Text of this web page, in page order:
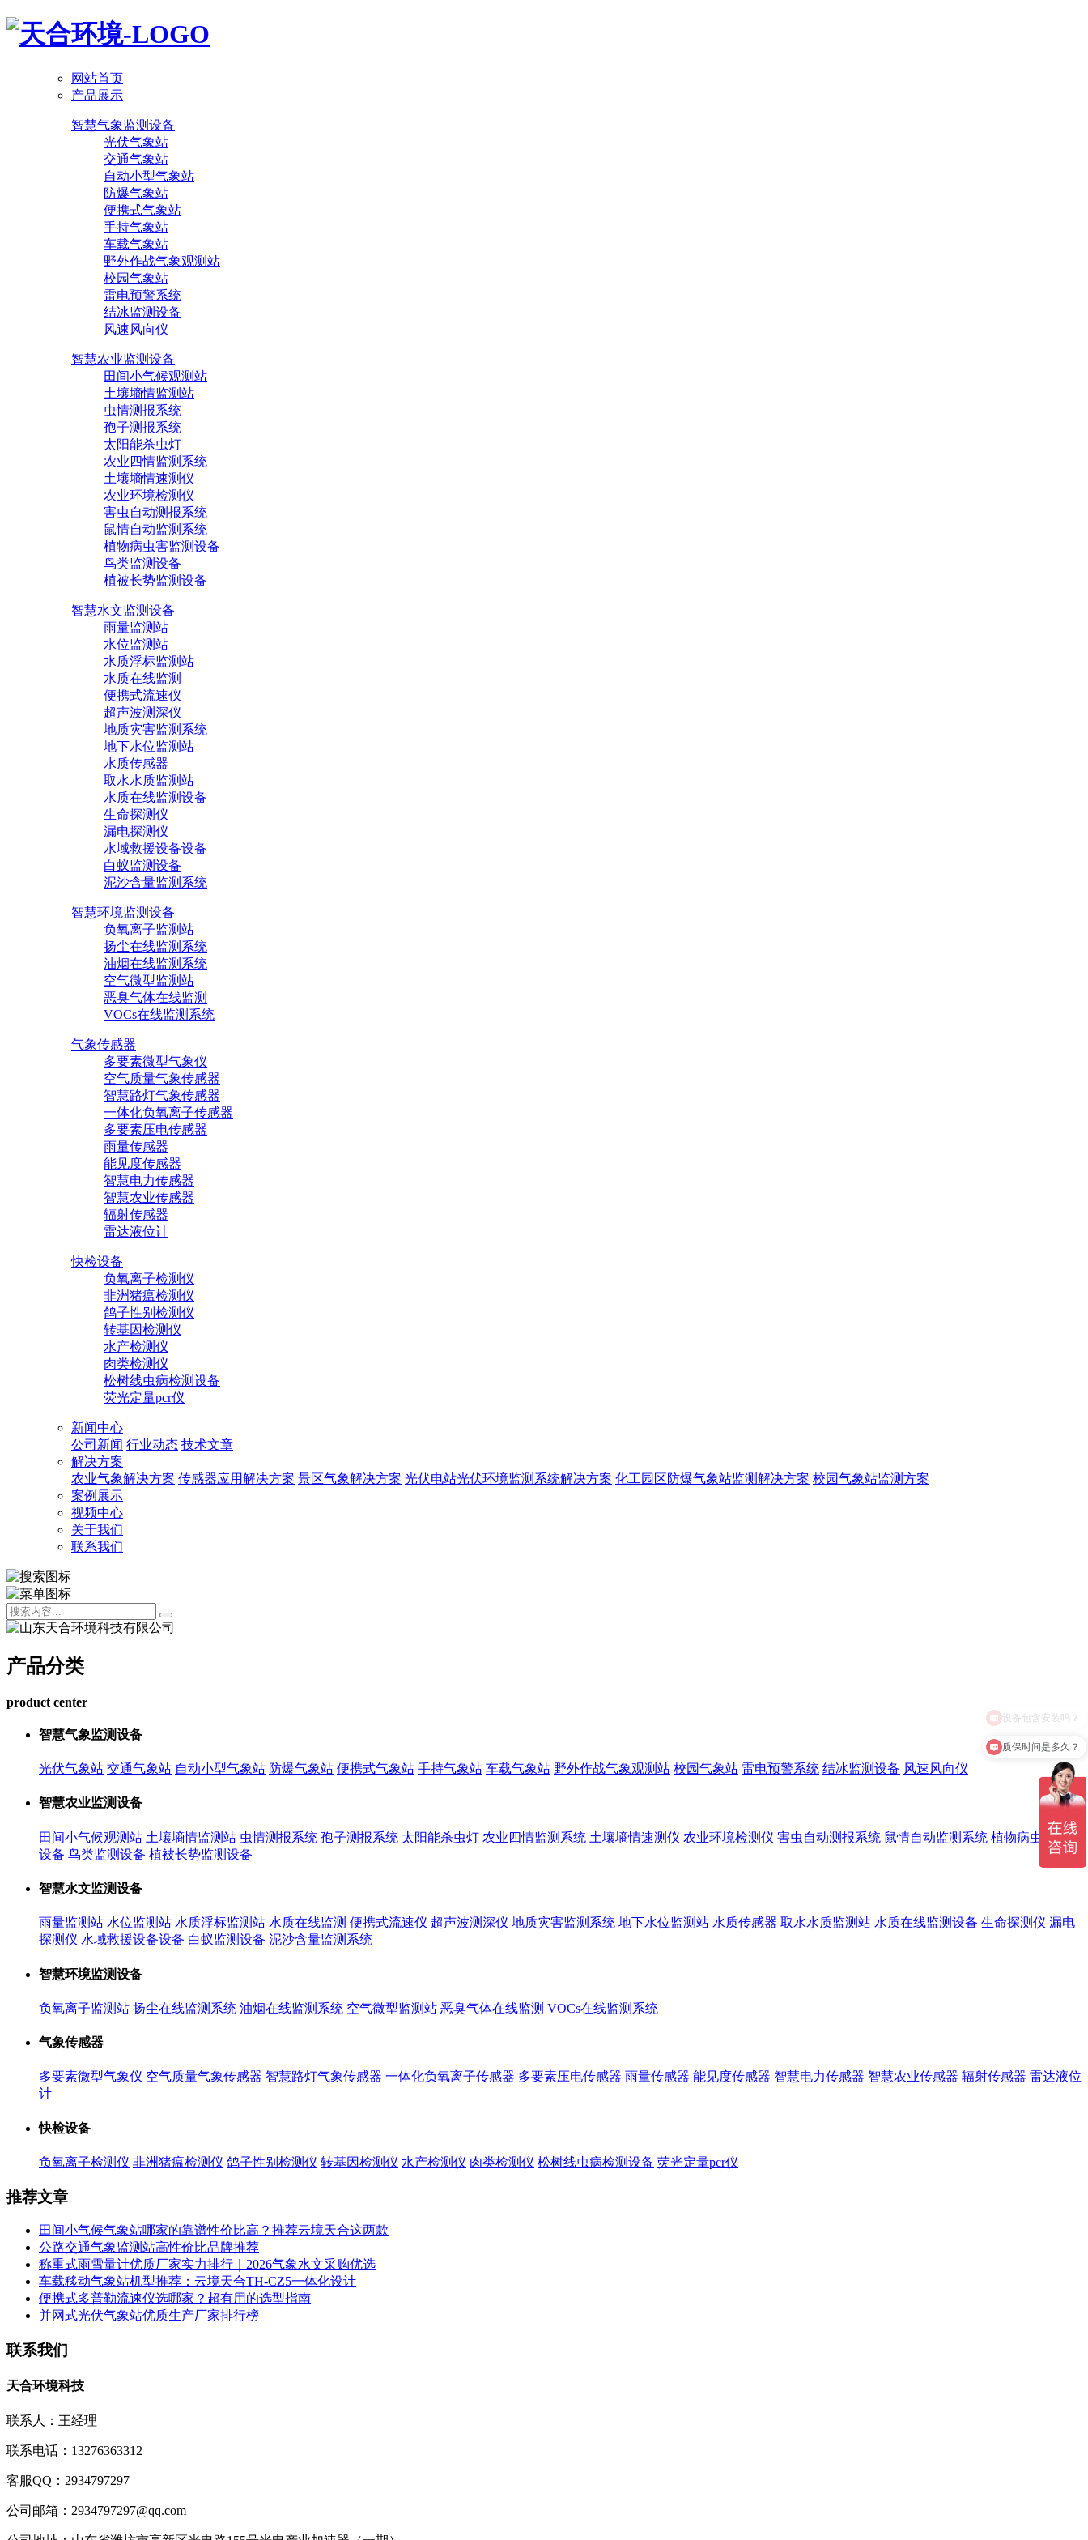
网站首页
产品展示
智慧气象监测设备
光伏气象站
交通气象站
自动小型气象站
防爆气象站
便携式气象站
手持气象站
车载气象站
野外作战气象观测站
校园气象站
雷电预警系统
结冰监测设备
风速风向仪
智慧农业监测设备
田间小气候观测站
土壤墒情监测站
虫情测报系统
孢子测报系统
太阳能杀虫灯
农业四情监测系统
土壤墒情速测仪
农业环境检测仪
害虫自动测报系统
鼠情自动监测系统
植物病虫害监测设备
鸟类监测设备
植被长势监测设备
智慧水文监测设备
雨量监测站
水位监测站
水质浮标监测站
水质在线监测
便携式流速仪
超声波测深仪
地质灾害监测系统
地下水位监测站
水质传感器
取水水质监测站
水质在线监测设备
生命探测仪
漏电探测仪
水域救援设备设备
白蚁监测设备
泥沙含量监测系统
智慧环境监测设备
负氧离子监测站
扬尘在线监测系统
油烟在线监测系统
空气微型监测站
恶臭气体在线监测
VOCs在线监测系统
气象传感器
多要素微型气象仪
空气质量气象传感器
智慧路灯气象传感器
一体化负氧离子传感器
多要素压电传感器
雨量传感器
能见度传感器
智慧电力传感器
智慧农业传感器
辐射传感器
雷达液位计
快检设备
负氧离子检测仪
非洲猪瘟检测仪
鸽子性别检测仪
转基因检测仪
水产检测仪
肉类检测仪
松树线虫病检测设备
荧光定量pcr仪
新闻中心
公司新闻 行业动态 技术文章
解决方案
农业气象解决方案 传感器应用解决方案 景区气象解决方案 光伏电站光伏环境监测系统解决方案 化工园区防爆气象站监测解决方案 校园气象站监测方案
案例展示
视频中心
关于我们
联系我们
产品分类
product center
智慧气象监测设备
光伏气象站 交通气象站 自动小型气象站 防爆气象站 便携式气象站 手持气象站 车载气象站 野外作战气象观测站 校园气象站 雷电预警系统 结冰监测设备 风速风向仪
智慧农业监测设备
田间小气候观测站 土壤墒情监测站 虫情测报系统 孢子测报系统 太阳能杀虫灯 农业四情监测系统 土壤墒情速测仪 农业环境检测仪 害虫自动测报系统 鼠情自动监测系统 植物病虫害监测
设备 鸟类监测设备 植被长势监测设备
智慧水文监测设备
雨量监测站 水位监测站 水质浮标监测站 水质在线监测 便携式流速仪 超声波测深仪 地质灾害监测系统 地下水位监测站 水质传感器 取水水质监测站 水质在线监测设备 生命探测仪 漏电
探测仪 水域救援设备设备 白蚁监测设备 泥沙含量监测系统
智慧环境监测设备
负氧离子监测站 扬尘在线监测系统 油烟在线监测系统 空气微型监测站 恶臭气体在线监测 VOCs在线监测系统
气象传感器
多要素微型气象仪 空气质量气象传感器 智慧路灯气象传感器 一体化负氧离子传感器 多要素压电传感器 雨量传感器 能见度传感器 智慧电力传感器 智慧农业传感器 辐射传感器 雷达液位
计
快检设备
负氧离子检测仪 非洲猪瘟检测仪 鸽子性别检测仪 转基因检测仪 水产检测仪 肉类检测仪 松树线虫病检测设备 荧光定量pcr仪
推荐文章
田间小气候气象站哪家的靠谱性价比高？推荐云境天合这两款
公路交通气象监测站高性价比品牌推荐
称重式雨雪量计优质厂家实力排行｜2026气象水文采购优选
车载移动气象站机型推荐：云境天合TH-CZ5一体化设计
便携式多普勒流速仪选哪家？超有用的选型指南
并网式光伏气象站优质生产厂家排行榜
联系我们
天合环境科技
联系人：王经理
联系电话：13276363312
客服QQ：2934797297
公司邮箱：2934797297@qq.com
质保时间是多久？